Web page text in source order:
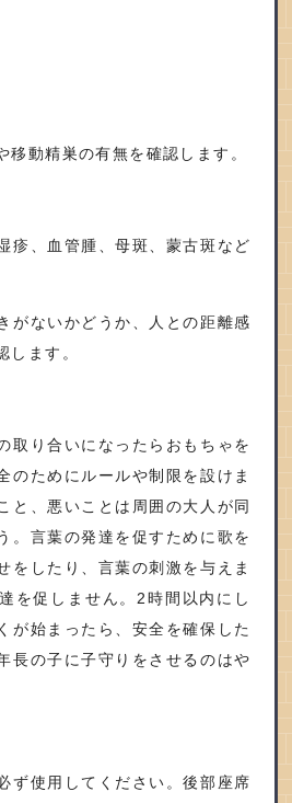
移動精巣の有無を確認します。
疹、血管腫、母斑、蒙古斑など
がないかどうか、人との距離感
します。
取り合いになったらおもちゃを
のためにルールや制限を設けま
と、悪いことは周囲の大人が同
。言葉の発達を促すために歌を
をしたり、言葉の刺激を与えま
を促しません。2時間以内にし
が始まったら、安全を確保した
長の子に子守りをさせるのはや
ず使用してください。後部座席